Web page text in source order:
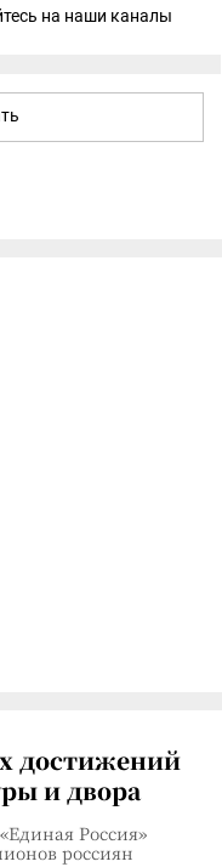
на наши каналы
достижений
и двора
Россия»
россиян